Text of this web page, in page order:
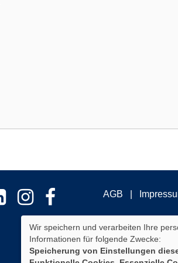
AGB
Wir speichern und verarbeiten Ihre
Informationen für folgende Zwecke:
Speicherung von Einstellungen